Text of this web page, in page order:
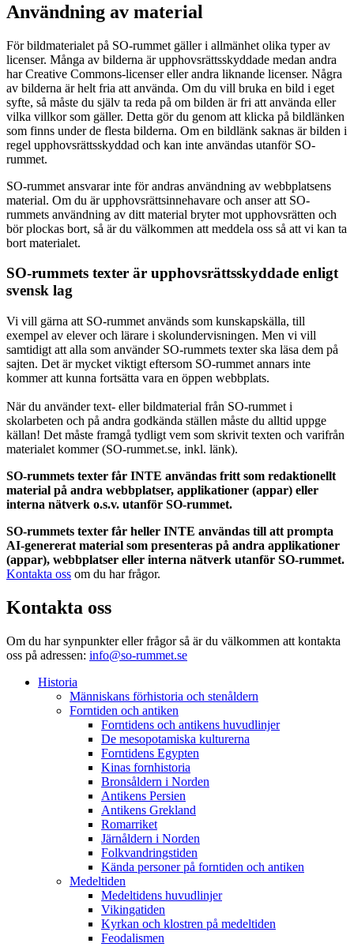
Användning av material
För bildmaterialet på SO-rummet gäller i allmänhet olika typer av
licenser. Många av bilderna är upphovsrättsskyddade medan andra
har Creative Commons-licenser eller andra liknande licenser. Några
av bilderna är helt fria att använda. Om du vill bruka en bild i eget
syfte, så måste du själv ta reda på om bilden är fri att använda eller
vilka villkor som gäller. Detta gör du genom att klicka på bildlänken
som finns under de flesta bilderna. Om en bildlänk saknas är bilden i
regel upphovsrättsskyddad och kan inte användas utanför SO-
rummet.
SO-rummet ansvarar inte för andras användning av webbplatsens
material. Om du är upphovsrättsinnehavare och anser att SO-
rummets användning av ditt material bryter mot upphovsrätten och
bör plockas bort, så är du välkommen att meddela oss så att vi kan ta
bort materialet.
SO-rummets texter är upphovsrättsskyddade enligt
svensk lag
Vi vill gärna att SO-rummet används som kunskapskälla, till
exempel av elever och lärare i skolundervisningen. Men vi vill
samtidigt att alla som använder SO-rummets texter ska läsa dem på
sajten. Det är mycket viktigt eftersom SO-rummet annars inte
kommer att kunna fortsätta vara en öppen webbplats.
När du använder text- eller bildmaterial från SO-rummet i
skolarbeten och på andra godkända ställen måste du alltid uppge
källan! Det måste framgå tydligt vem som skrivit texten och varifrån
materialet kommer (SO-rummet.se, inkl. länk).
SO-rummets texter får INTE användas fritt som redaktionellt
material på andra webbplatser, applikationer (appar) eller
interna nätverk o.s.v. utanför SO-rummet.
SO-rummets texter får heller INTE användas till att prompta
AI-genererat material som presenteras på andra applikationer
(appar), webbplatser eller interna nätverk utanför SO-rummet.
Kontakta oss om du har frågor.
Kontakta oss
Om du har synpunkter eller frågor så är du välkommen att kontakta
oss på adressen: info@so-rummet.se
Historia
Människans förhistoria och stenåldern
Forntiden och antiken
Forntidens och antikens huvudlinjer
De mesopotamiska kulturerna
Forntidens Egypten
Kinas fornhistoria
Bronsåldern i Norden
Antikens Persien
Antikens Grekland
Romarriket
Järnåldern i Norden
Folkvandringstiden
Kända personer på forntiden och antiken
Medeltiden
Medeltidens huvudlinjer
Vikingatiden
Kyrkan och klostren på medeltiden
Feodalismen